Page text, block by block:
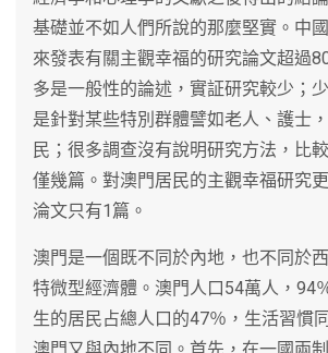
基礎並不如人們所說的那麼堅實。中
來發表有關主觀幸福的研究論文超過
多是一般性的論述，實証研究較少；
是針對某些特別群體譬如老人、護士
民；很多調查沒有說明研究方法，比
僅幾篇。對澳門居民的主觀幸福研究
淪文只有1篇。
澳門是一個既不同於內地，也不同於
特微型經濟體。澳門人口54萬人，94
生的居民占總人口的47％，生活習慣